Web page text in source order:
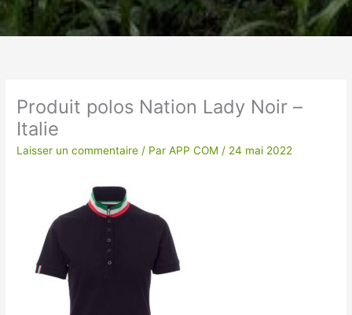
VÊTEMENTS ET OBJETS À
QUALITE OPTIMALE ou IMPRESSION SUR
Produit polos Nation Lady Noir –
Italie
Laisser un commentaire / ParAPP COM/ 24 mai 2022